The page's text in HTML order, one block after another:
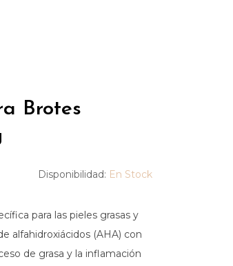
Brotes
Disponibilidad: En Stock
para las pieles grasas y
alfahidroxiácidos (AHA) con
de grasa y la inflamación